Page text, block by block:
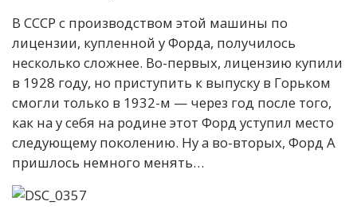
В СССР с производством этой машины по
лицензии, купленной у Форда, получилось
несколько сложнее. Во-первых, лицензию купили
в 1928 году, но приступить к выпуску в Горьком
смогли только в 1932-м — через год после того,
как на у себя на родине этот Форд уступил место
следующему поколению. Ну а во-вторых, Форд А
пришлось немного менять…